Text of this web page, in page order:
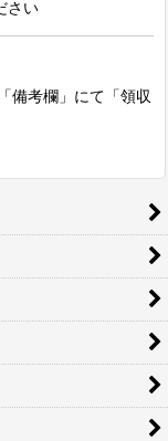
さい
備考欄」にて「領収